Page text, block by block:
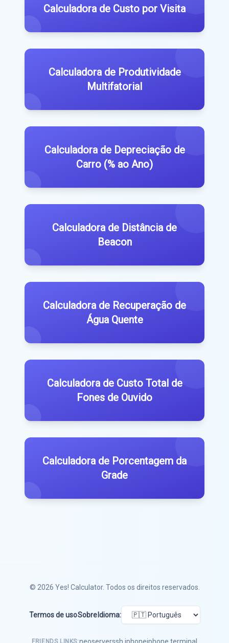
Calculadora de Custo por Visita
Calculadora de Produtividade
Multifatorial
Calculadora de Depreciação de
Carro (% ao Ano)
Calculadora de Distância de
Beacon
Calculadora de Recuperação de
Água Quente
Calculadora de Custo Total de
Fones de Ouvido
Calculadora de Porcentagem da
Grade
© 2026 Yes! Calculator. Todos os direitos reservados.
Termos de usoSobre Idioma: